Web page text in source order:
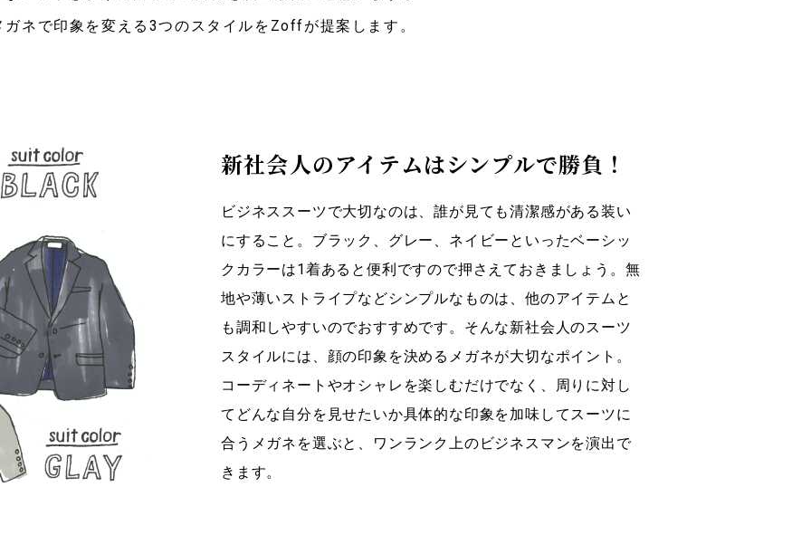
ガネで印象を変える3つのスタイルをZoffが提案します。
新社会人のアイテムはシンプルで勝負！
ビジネススーツで大切なのは、誰が見ても清潔感がある装い
にすること。ブラック、グレー、ネイビーといったベーシッ
クカラーは1着あると便利ですので押さえておきましょう。無
地や薄いストライプなどシンプルなものは、他のアイテムと
も調和しやすいのでおすすめです。そんな新社会人のスーツ
スタイルには、顔の印象を決めるメガネが大切なポイント。
コーディネートやオシャレを楽しむだけでなく、周りに対し
てどんな自分を見せたいか具体的な印象を加味してスーツに
合うメガネを選ぶと、ワンランク上のビジネスマンを演出で
きます。